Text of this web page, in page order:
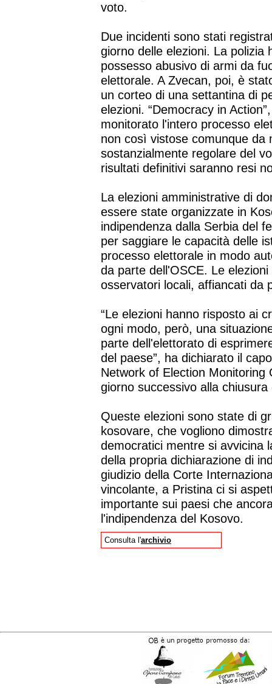
voto.
Due incidenti sono stati
giorno delle elezioni. La
possesso abusivo di armi da
elettorale. A Zvecan, poi, è
un corteo di una settantina di
elezioni. “Democracy in
monitorato l'intero processo
non così vistose comunque da
sostanzialmente regolare del
risultati definitivi saranno resi
La elezioni amministrative di
essere state organizzate in
indipendenza dalla Serbia del
per saggiare le capacità delle
processo elettorale in modo
da parte dell'OSCE. Le
osservatori locali, affiancati da
“Le elezioni hanno risposto ai
ogni modo, però, una
parte dell'elettorato di
del paese”, ha dichiarato il
Network of Election Monitoring
giorno successivo alla chiusura
Queste elezioni sono state di
kosovare, che vogliono
democratici mentre si avvicina
della propria dichiarazione di
giudizio della Corte
vincolante, a Pristina ci si
importante sui paesi che
l'indipendenza del Kosovo.
Consulta l'archivio